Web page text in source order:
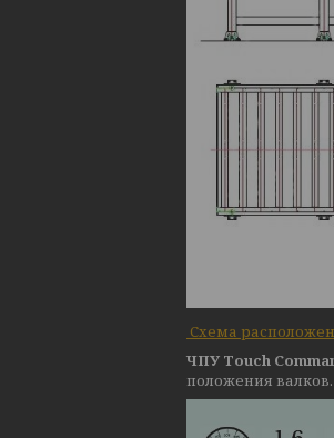
Схема
ЧПУ Touch
положения валков.